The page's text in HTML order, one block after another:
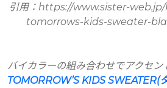
引用：https://www.sister-web.jp/
tomorrows-kids-sweater-
バイカラーの組み合わせでアクセ
TOMORROW’S KIDS SWEATER(